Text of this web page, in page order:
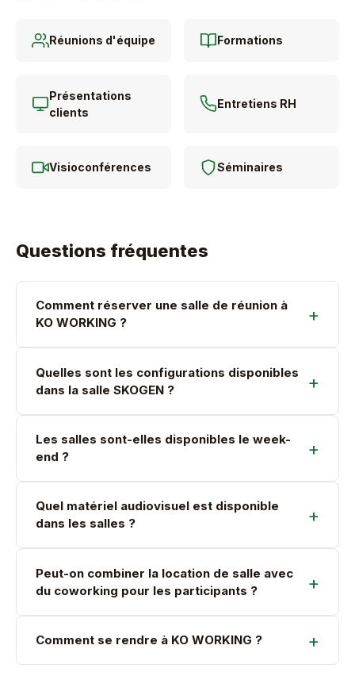
Réunions d'équipe Formations
Présentations
clients
Entretiens RH
Visioconférences Séminaires
Questions fréquentes
Comment réserver une salle de réunion à
KO WORKING ?
Quelles sont les configurations disponibles
dans la salle SKOGEN ?
Les salles sont-elles disponibles le week-
end ?
Quel matériel audiovisuel est disponible
dans les salles ?
Peut-on combiner la location de salle avec
du coworking pour les participants ?
Comment se rendre à KO WORKING ?